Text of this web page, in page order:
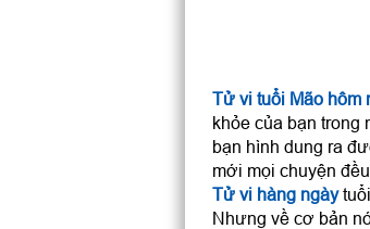
Tử vi tuổi Mão hôm
khỏe của bạn trong
bạn hình dung ra
mới mọi chuyện
Tử vi hàng ngàytuổi
Nhưng về cơ bản